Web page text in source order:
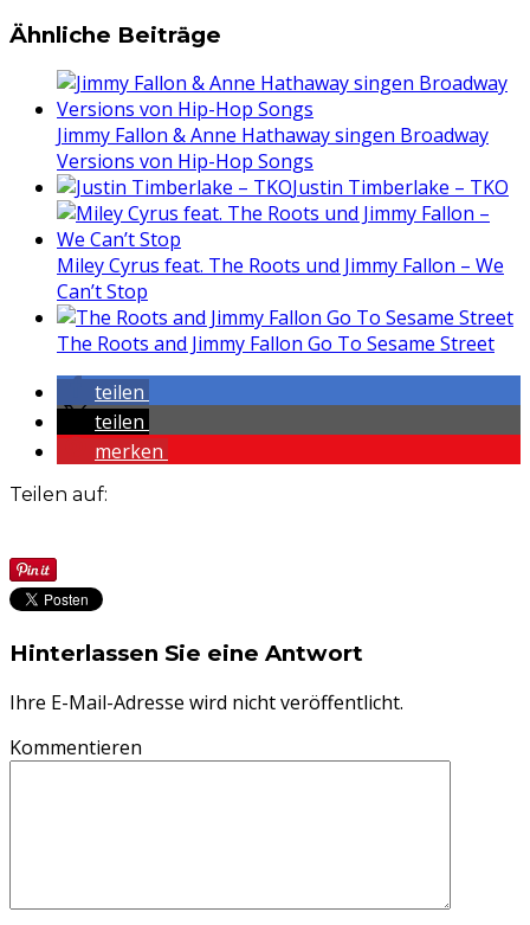
Ähnliche Beiträge
Jimmy Fallon & Anne Hathaway singen Broadway
Versions von Hip-Hop Songs
Justin Timberlake – TKO
Miley Cyrus feat. The Roots und Jimmy Fallon – We
Can’t Stop
The Roots and Jimmy Fallon Go To Sesame Street
teilen
teilen
merken
Teilen auf:
Hinterlassen Sie eine Antwort
Ihre E-Mail-Adresse wird nicht veröffentlicht.
Kommentieren